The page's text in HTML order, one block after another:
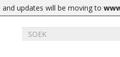
updates will be moving to